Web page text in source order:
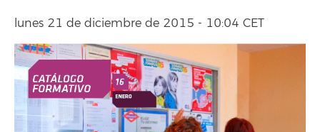
lunes 21 de diciembre de 2015 - 10:04 CET